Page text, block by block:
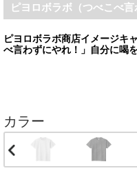
ピヨロボラボ（つべこべ言
ピヨロボラボ商店イメージキ
べ言わずにやれ！」自分に喝
カラー